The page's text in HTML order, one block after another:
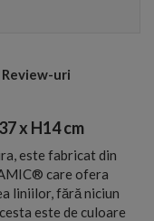
Review-uri
x H14 cm
este fabricat din
care ofera
liniilor, fără niciun
este de culoare